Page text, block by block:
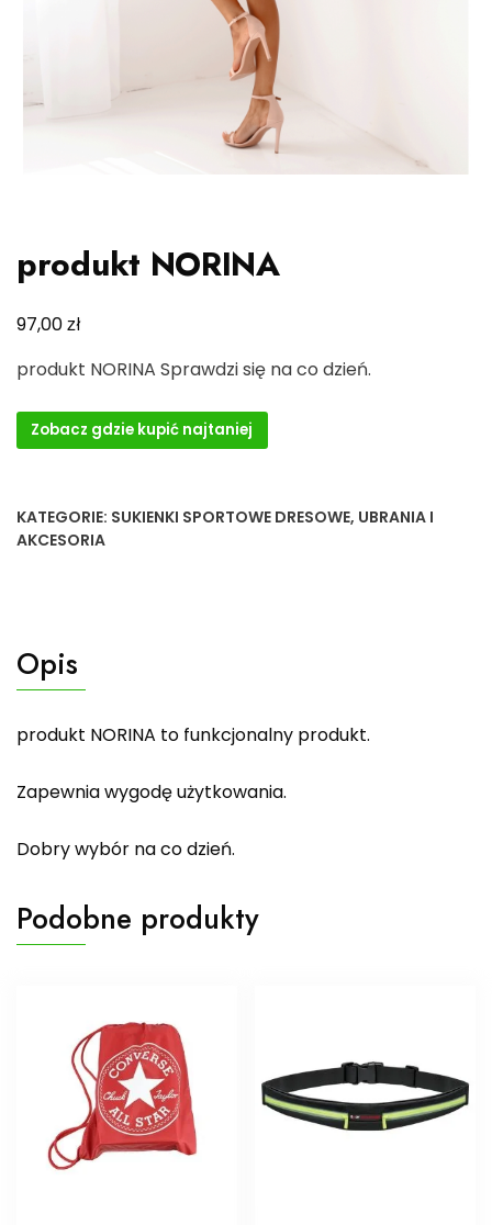
produkt NORINA
97,00zł
produkt NORINA Sprawdzi się na co dzień.
Zobacz gdzie kupić najtaniej
KATEGORIE: SUKIENKI SPORTOWE DRESOWE, UBRANIA I
AKCESORIA
Opis
produkt NORINA to funkcjonalny produkt.
Zapewnia wygodę użytkowania.
Dobry wybór na co dzień.
Podobne produkty